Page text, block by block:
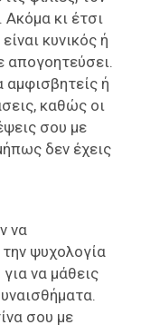
Ακόμα κι έτσι
κυνικός ή
απογοητεύσει.
αμφισβητείς ή
καθώς οι
σου με
δεν έχεις
να
ψυχολογία
να μάθεις
σου με